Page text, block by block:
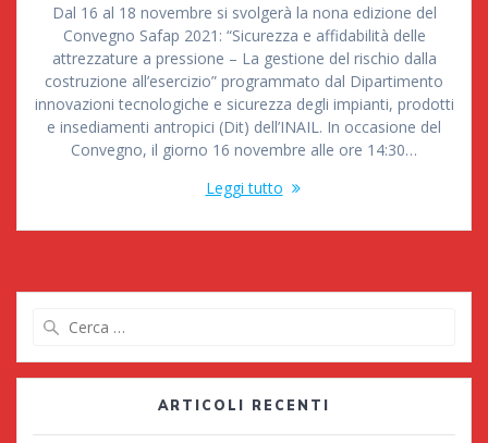
Dal 16 al 18 novembre si svolgerà la nona edizione del
Convegno Safap 2021: “Sicurezza e affidabilità delle
attrezzature a pressione – La gestione del rischio dalla
costruzione all’esercizio” programmato dal Dipartimento
innovazioni tecnologiche e sicurezza degli impianti, prodotti
e insediamenti antropici (Dit) dell’INAIL. In occasione del
Convegno, il giorno 16 novembre alle ore 14:30…
Leggi tutto
ARTICOLI RECENTI